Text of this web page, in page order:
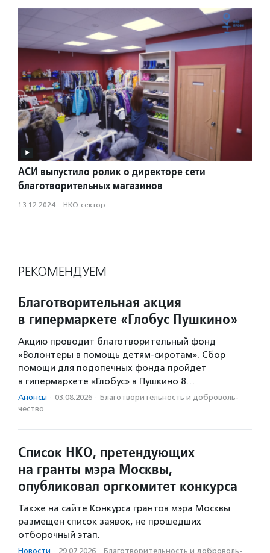
АСИ выпустило ролик о директоре сети
благотворительных магазинов
13.12.2024 · НКО-сектор
РЕКОМЕНДУЕМ
Благотворительная акция
в гипермаркете «Глобус Пушкино»
Акцию проводит благотворительный фонд
«Волонтеры в помощь детям-сиротам». Сбор
помощи для подопечных фонда пройдет
в гипермаркете «Глобус» в Пушкино 8…
Анонсы · 03.08.2026 · Благотвори­тель­ность и доброволь­
чест­во
Список НКО, претендующих
на гранты мэра Москвы,
опубликовал оргкомитет конкурса
Также на сайте Конкурса грантов мэра Москвы
размещен список заявок, не прошедших
отборочный этап.
Новости · 29.07.2026 · Благотвори­тель­ность и доброволь­